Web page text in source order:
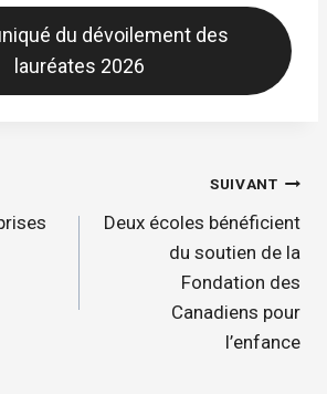
du dévoilement des
lauréates 2026
SUIVANT
Deux écoles bénéficient
du soutien de la
Fondation des
Canadiens pour
l’enfance